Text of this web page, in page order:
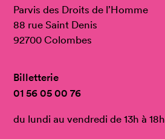
Parvis des Droits de l’Homme
88 rue Saint Denis
92700 Colombes
Billetterie
01 56 05 00 76
du lundi au vendredi de 13h à 18h